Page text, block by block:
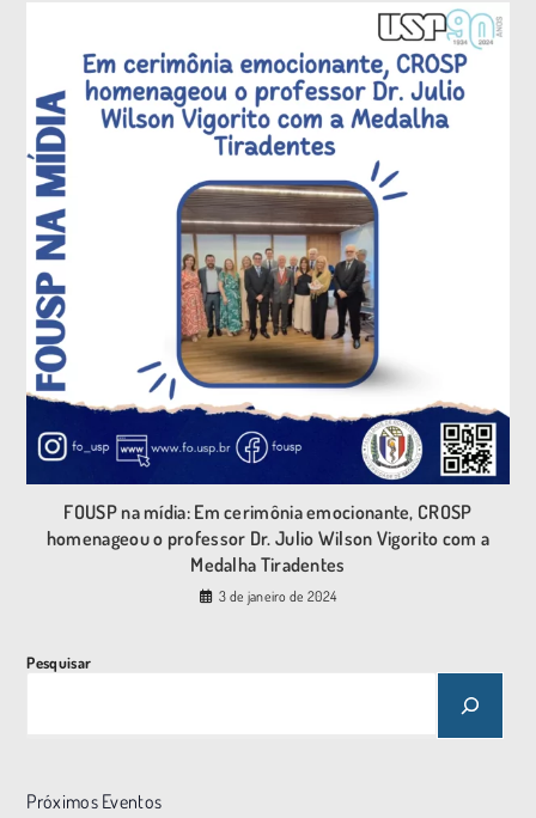
FOUSP na mídia: Em cerimônia emocionante, CROSP
homenageou o professor Dr. Julio Wilson Vigorito com a
Medalha Tiradentes
3 de janeiro de 2024
Pesquisar
Próximos Eventos